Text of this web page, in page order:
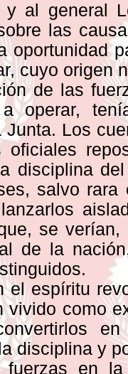
y al general
las
oportunidad
cuyo origen
de las
operar,
Junta. Los
oficiales
disciplina
salvo rara
se
de la
el espíritu
vivido como
disciplina y
fuerzas en